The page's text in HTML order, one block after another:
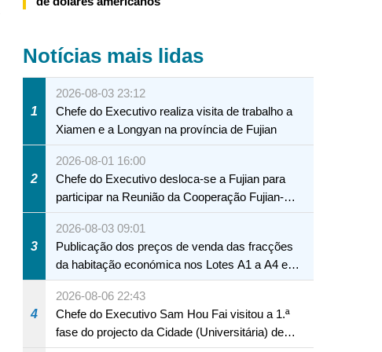
Notícias mais lidas
1
2026-08-03 23:12
Chefe do Executivo realiza visita de trabalho a
Xiamen e a Longyan na província de Fujian
2
2026-08-01 16:00
Chefe do Executivo desloca-se a Fujian para
participar na Reunião da Cooperação Fujian-
Macau
3
2026-08-03 09:01
Publicação dos preços de venda das fracções
da habitação económica nos Lotes A1 a A4 e
A12 da Zona A dos Novos Aterros
4
2026-08-06 22:43
Chefe do Executivo Sam Hou Fai visitou a 1.ª
fase do projecto da Cidade (Universitária) de